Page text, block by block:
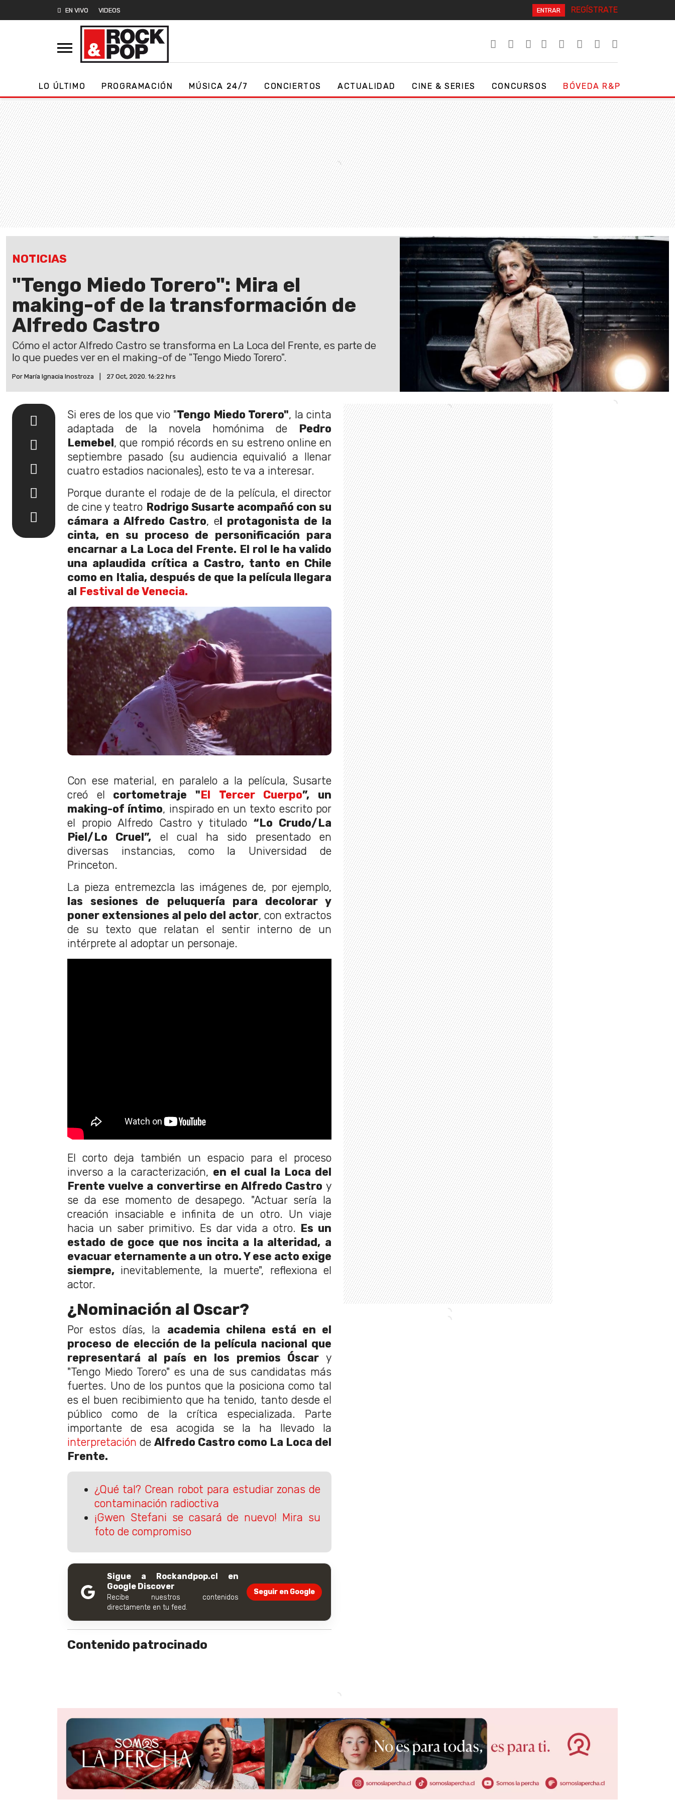
EN VIVO VIDEOS ENTRAR REGÍSTRATE
LO ÚLTIMO PROGRAMACIÓN MÚSICA 24/7 CONCIERTOS ACTUALIDAD CINE & SERIES CONCURSOS BÓVEDA R&P
NOTICIAS
"Tengo Miedo Torero": Mira el
making-of de la transformación de
Alfredo Castro
Cómo el actor Alfredo Castro se transforma en La Loca del Frente, es parte de
lo que puedes ver en el making-of de "Tengo Miedo Torero".
Por María Ignacia Inostroza 27 Oct, 2020. 16:22 hrs
Si eres de los que vio "Tengo Miedo Torero", la cinta
adaptada de la novela homónima de Pedro
Lemebel, que rompió récords en su estreno online en
septiembre pasado (su audiencia equivalió a llenar
cuatro estadios nacionales), esto te va a interesar.
Porque durante el rodaje de de la película, el director
de cine y teatro Rodrigo Susarte acompañó con su
cámara a Alfredo Castro, el protagonista de la
cinta, en su proceso de personificación para
encarnar a La Loca del Frente. El rol le ha valido
una aplaudida crítica a Castro, tanto en Chile
como en Italia, después de que la película llegara
al Festival de Venecia.
Con ese material, en paralelo a la película, Susarte
creó el
cortometraje " El Tercer Cuerpo”, un
making-of íntimo, inspirado en un texto escrito por
el propio Alfredo Castro y titulado“Lo Crudo/La
Piel/Lo Cruel”, el cual ha sido presentado en
diversas instancias, como la Universidad de
Princeton.
La pieza entremezcla las imágenes de, por ejemplo,
las sesiones de peluquería para decolorar y
poner extensiones al pelo del actor, con extractos
de su texto que relatan el sentir interno de un
intérprete al adoptar un personaje.
El corto deja también un espacio para el proceso
inverso a la caracterización, en el cual la Loca del
Frente vuelve a convertirse en Alfredo Castro y
se da ese momento de desapego. "Actuar sería la
creación insaciable e infinita de un otro. Un viaje
hacia un saber primitivo. Es dar vida a otro. Es un
estado de goce que nos incita a la alteridad, a
evacuar eternamente a un otro. Y ese acto exige
siempre, inevitablemente, la muerte", reflexiona el
actor.
¿Nominación al Oscar?
Por estos días, la academia chilena está en el
proceso de elección de la película nacional que
representará al país en los premios Óscar y
"Tengo Miedo Torero" es una de sus candidatas más
fuertes. Uno de los puntos que la posiciona como tal
es el buen recibimiento que ha tenido, tanto desde el
público como de la crítica especializada. Parte
importante de esa acogida se la ha llevado la
interpretación de Alfredo Castro como La Loca del
Frente.
¿Qué tal? Crean robot para estudiar zonas de
contaminación radioctiva
¡Gwen Stefani se casará de nuevo! Mira su
foto de compromiso
Sigue a Rockandpop.cl en
Google Discover
Recibe nuestros contenidos
directamente en tu feed.
Seguir en Google
Contenido patrocinado